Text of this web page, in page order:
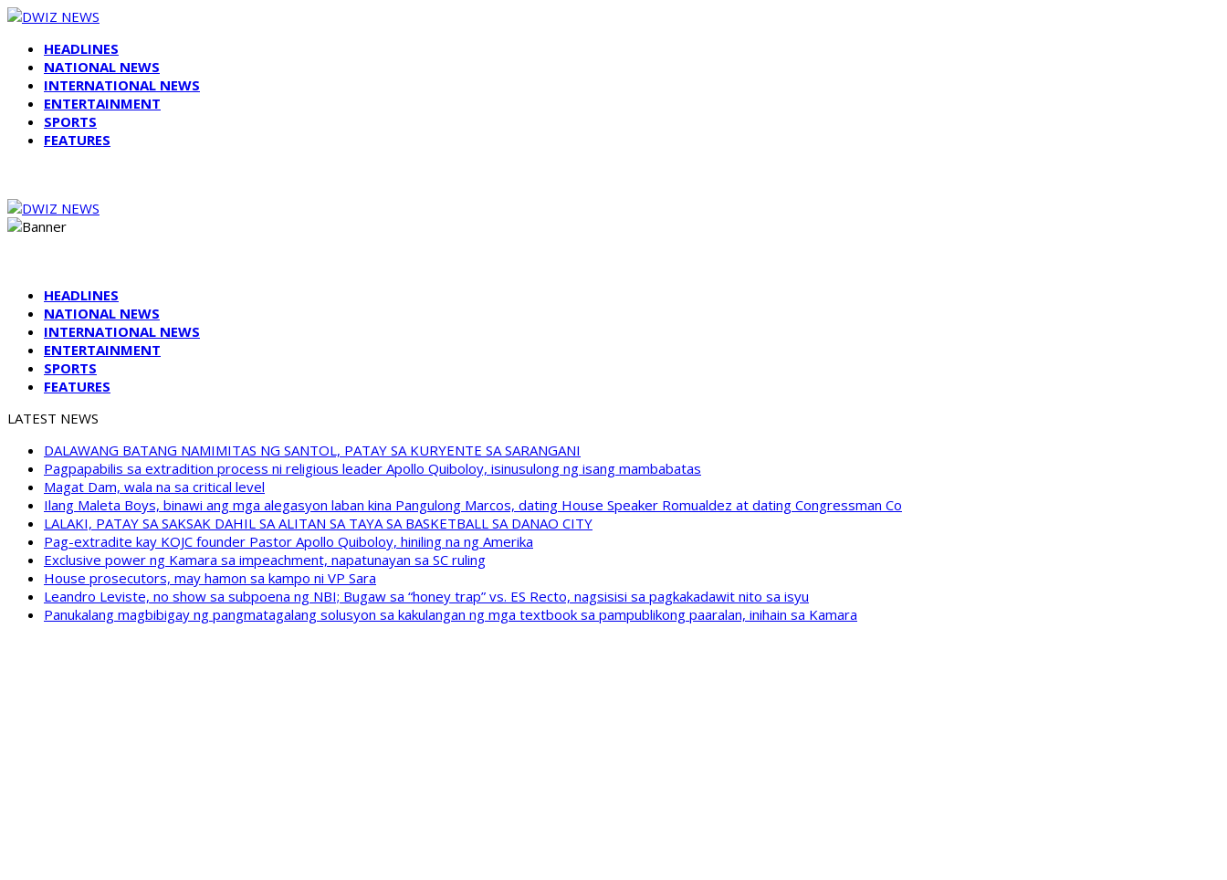
HEADLINES
NATIONAL NEWS
INTERNATIONAL NEWS
ENTERTAINMENT
SPORTS
FEATURES
HEADLINES
NATIONAL NEWS
INTERNATIONAL NEWS
ENTERTAINMENT
SPORTS
FEATURES
LATEST NEWS
DALAWANG BATANG NAMIMITAS NG SANTOL, PATAY SA KURYENTE SA SARANGANI
Pagpapabilis sa extradition process ni religious leader Apollo Quiboloy, isinusulong ng isang mambabatas
Magat Dam, wala na sa critical level
Ilang Maleta Boys, binawi ang mga alegasyon laban kina Pangulong Marcos, dating House Speaker Romualdez at dating Congressman Co
LALAKI, PATAY SA SAKSAK DAHIL SA ALITAN SA TAYA SA BASKETBALL SA DANAO CITY
Pag-extradite kay KOJC founder Pastor Apollo Quiboloy, hiniling na ng Amerika
Exclusive power ng Kamara sa impeachment, napatunayan sa SC ruling
House prosecutors, may hamon sa kampo ni VP Sara
Leandro Leviste, no show sa subpoena ng NBI; Bugaw sa “honey trap” vs. ES Recto, nagsisisi sa pagkakadawit nito sa isyu
Panukalang magbibigay ng pangmatagalang solusyon sa kakulangan ng mga textbook sa pampublikong paaralan, inihain sa Kamara